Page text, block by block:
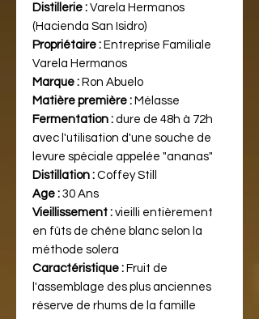
Distillerie : Varela Hermanos
(Hacienda San Isidro)
Propriétaire : Entreprise Familiale
Varela Hermanos
Marque : Ron Abuelo
Matière première : Mélasse
Fermentation : dure de 48h à 72h
avec l'utilisation d'une souche de
levure spéciale appelée "ananas"
Distillation : Coffey Still
Age : 30 Ans
Vieillissement : vieilli entièrement
en fûts de chêne blanc selon la
méthode solera
Caractéristique : Fruit de
l'assemblage des plus anciennes
réserve de rhums de la famille